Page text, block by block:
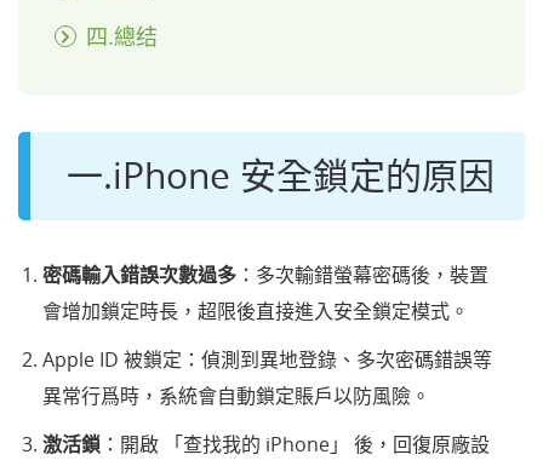
四.總结
一.iPhone 安全鎖定的原因
密碼輸入錯誤次數過多 ：多次輸錯螢幕密碼後，裝置
會增加鎖定時長，超限後直接進入安全鎖定模式。
Apple ID 被鎖定：偵測到異地登錄、多次密碼錯誤等
異常行爲時，系統會自動鎖定賬戶以防風險。
激活鎖 ：開啟 「查找我的 iPhone」 後，回復原廠設